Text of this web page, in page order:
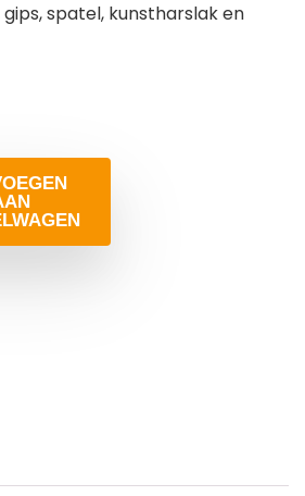
gips, spatel, kunstharslak en